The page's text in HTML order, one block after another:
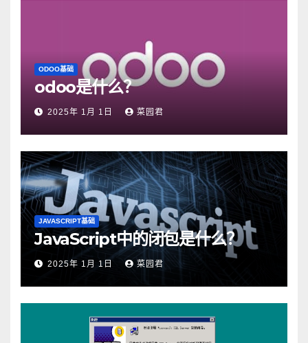
ODOO基础
odoo是什么？
2025年 1月 1日 菜园君
JAVASCRIPT基础
JavaScript中的闭包是什么？
2025年 1月 1日 菜园君